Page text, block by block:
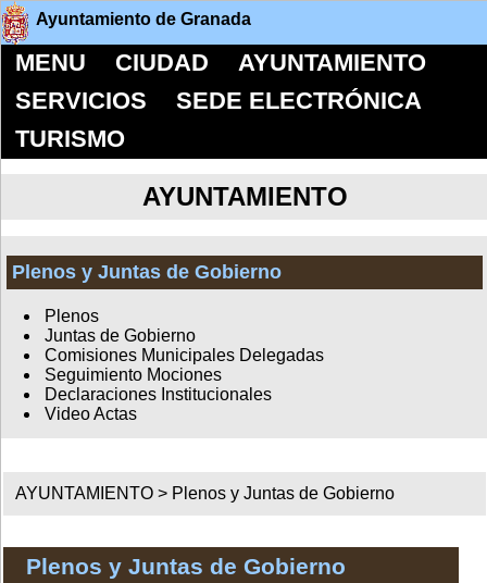
Ayuntamiento de Granada
MENU CIUDAD
AYUNTAMIENTO
SERVICIOS
SEDE ELECTRÓNICA
TURISMO
AYUNTAMIENTO
Plenos y Juntas de Gobierno
Plenos
Juntas de Gobierno
Comisiones Municipales Delegadas
Seguimiento Mociones
Declaraciones Institucionales
Video Actas
AYUNTAMIENTO > Plenos y Juntas de Gobierno
Plenos y Juntas de Gobierno